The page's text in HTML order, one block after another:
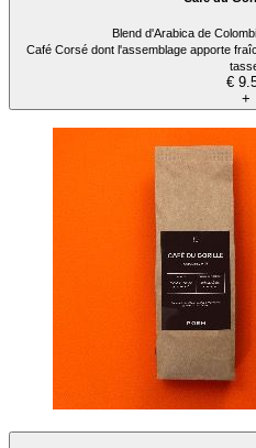
Blend d'Arabica de
Café Corsé dont l'assemblage apporte fraîcheur, belle vivacité et caractère dans la
€
+